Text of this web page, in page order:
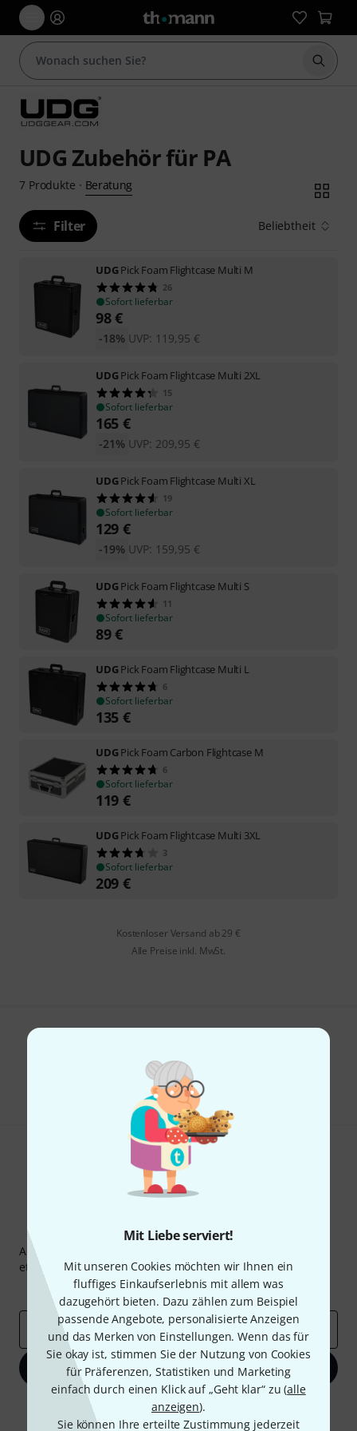
Mit Liebe serviert!
Mit unseren Cookies möchten wir Ihnen ein
fluffiges Einkaufserlebnis mit allem was
dazugehört bieten. Dazu zählen zum Beispiel
passende Angebote, personalisierte Anzeigen
und das Merken von Einstellungen. Wenn das für
Sie okay ist, stimmen Sie der Nutzung von Cookies
für Präferenzen, Statistiken und Marketing
einfach durch einen Klick auf „Geht klar“ zu (alle
anzeigen).
Sie können Ihre erteilte Zustimmung jederzeit
Suche
UDG Zubehör für PA
7 Produkte · Beratung
Filter Beliebtheit
UDGPick Foam Flightcase Multi M
26
Sofort lieferbar
98€
UVP: 119,95 €
-18%
UDGPick Foam Flightcase Multi 2XL
15
Sofort lieferbar
165 €
UVP: 209,95 €
-21%
UDGPick Foam Flightcase Multi XL
19
Sofort lieferbar
129 €
UVP: 159,95 €
-19%
UDGPick Foam Flightcase Multi S
11
Sofort lieferbar
89€
UDGPick Foam Flightcase Multi L
6
Sofort lieferbar
135 €
UDGPick Foam Carbon Flightcase M
6
Sofort lieferbar
119 €
UDGPick Foam Flightcase Multi 3XL
3
Sofort lieferbar
209 €
Kostenloser Versand ab 29 €
Alle Preise inkl. MwSt.
Hilfe & Feedback
Thomann Newsletter
Abonniere den Thomann Newsletter und gewinne mit
etwas Glück einen von50 Gutscheinenüber jeweils
Inspirierende Beiträge
Deals Thomann Insights
E-Mail-Adresse *
Jetzt anmelden
Mit Klick auf „Jetzt anmelden“ stimmen Sie dem Erhalt von E-Mail-
Werbung und einer Messung des E-Mail-Nutzungsverhaltens zu. Die